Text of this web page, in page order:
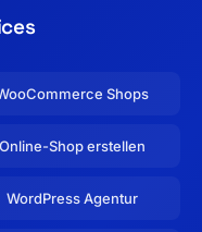
Shops
Online-Shop erstellen
WordPress Agentur